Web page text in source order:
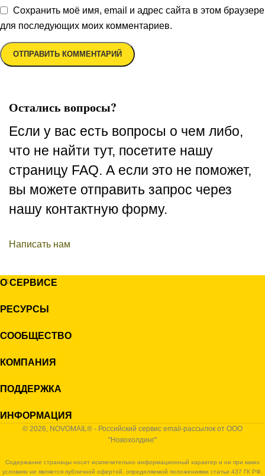
Сохранить моё имя, email и адрес сайта в этом браузере
для последующих моих комментариев.
Остались вопросы?
Если у вас есть вопросы о чем либо,
что не найти тут, посетите нашу
страницу FAQ. А если это не поможет,
вы можете отправить запрос через
нашу контактную форму.
Написать нам
О СЕРВИСЕ
РЕСУРСЫ
СООБЩЕСТВО
КОМПАНИЯ
ПОДДЕРЖКА
ИНФОРМАЦИЯ
© 2026, NOVOMAIL® - Российский сервис email-рассылок от ООО
"Новохолдинг"
Содержание страницы носит исключительно информационный характер и ни при каких
условиях не является публичной офертой, определяемой положениями статьи 437 ГК РФ.